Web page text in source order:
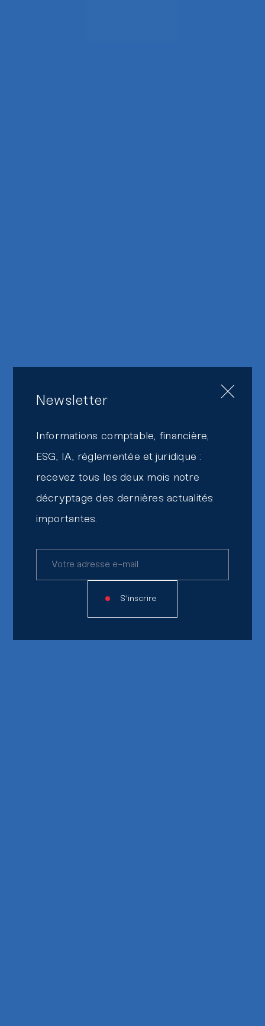
Newsletter
Informations comptable, financière,
ESG, IA, réglementée et juridique :
recevez tous les deux mois notre
décryptage des dernières actualités
importantes.
S'inscrire